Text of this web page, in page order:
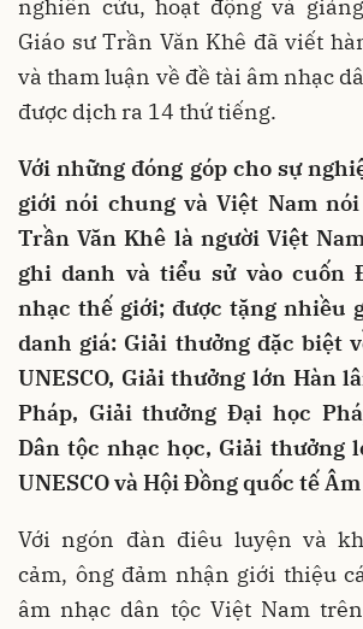
nghiên cứu, hoạt động và
Giáo sư Trần Văn Khê đã viết
và tham luận về đề tài âm nhạc
được dịch ra 14 thứ tiếng.
Với những đóng góp cho sự
giới nói chung và Việt Nam
Trần Văn Khê là người Việt
ghi danh và tiểu sử vào cuốn
nhạc thế giới; được tặng nhiều
danh giá: Giải thưởng đặc biệt
UNESCO, Giải thưởng lớn Hàn
Pháp, Giải thưởng Đại học
Dân tộc nhạc học, Giải thưởng
UNESCO và Hội Đồng quốc tế
Với ngón đàn điêu luyện và
cảm, ông đảm nhận giới thiệu
âm nhạc dân tộc Việt Nam